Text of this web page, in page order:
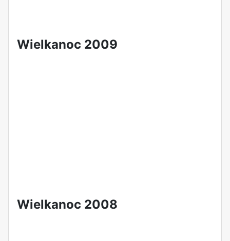
Wielkanoc 2009
Wielkanoc 2008